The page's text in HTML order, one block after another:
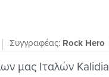
Συγγραφέας: Rock Hero
μας Ιταλών Kalidia